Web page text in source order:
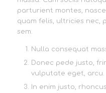
parturient montes,
quam felis, ultricies nec,
sem.
Nulla consequat
Donec pede justo,
vulputate eget, arcu.
In enim justo,